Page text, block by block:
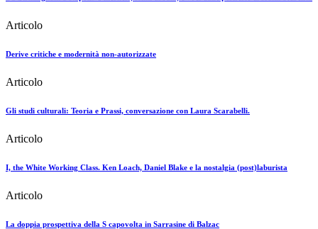
Articolo
Derive critiche e modernità non-autorizzate
Articolo
Gli studi culturali: Teoria e Prassi, conversazione con Laura Scarabelli.
Articolo
I, the White Working Class. Ken Loach, Daniel Blake e la nostalgia (post)laburista
Articolo
La doppia prospettiva della S capovolta in Sarrasine di Balzac